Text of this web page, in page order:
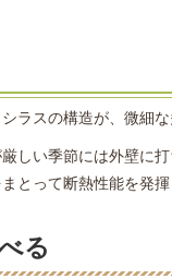
ラスの構造が、微細
しい季節には外壁に
とって断熱性能を発揮
る